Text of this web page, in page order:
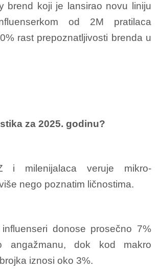
brend koji je lansirao novu liniju
od 2M pratilaca
rast prepoznatljivosti brenda u
za 2025. godinu?
i milenijalaca veruje mikro-
nego poznatim ličnostima.
donose prosečno 7%
angažmanu, dok kod makro
iznosi oko 3%.